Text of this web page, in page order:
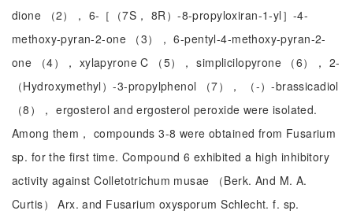
dione （2）， 6-［（7S， 8R）-8-propyloxiran-1-yl］-4-
methoxy-pyran-2-one （3）， 6-pentyl-4-methoxy-pyran-2-
one （4）， xylapyrone C （5）， simplicilopyrone （6）， 2-
（Hydroxymethyl）-3-propylphenol （7）， （-）-brassicadiol
（8）， ergosterol and ergosterol peroxide were isolated.
Among them， compounds 3-8 were obtained from Fusarium
sp. for the first time. Compound 6 exhibited a high inhibitory
activity against Colletotrichum musae （Berk. And M. A.
Curtis） Arx. and Fusarium oxysporum Schlecht. f. sp.